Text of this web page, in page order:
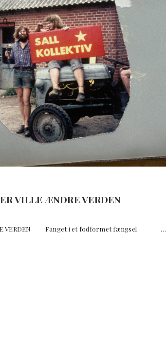
VILLE ÆNDRE VERDEN
VERDEN Fanget i et fodformet fængsel …